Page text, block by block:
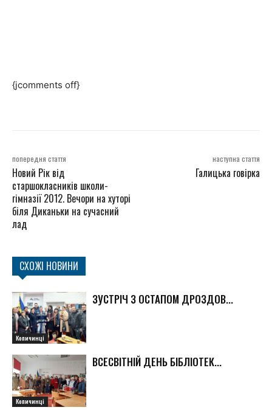
{jcomments off}
попередня стаття
Новий Рік від
старшокласників школи-
гімназії 2012. Вечори на хуторі
біля Диканьки на сучасний
лад
наступна стаття
Галицька говірка
СХОЖІ НОВИНИ
Копичинці
ЗУСТРІЧ З ОСТАПОМ ДРОЗДОВ...
Копичинці
ВСЕСВІТНІЙ ДЕНЬ БІБЛІОТЕК...